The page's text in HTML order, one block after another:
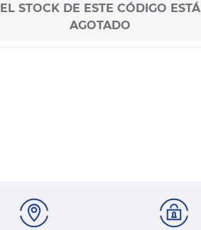
EL STOCK DE ESTE CÓDIGO ESTÁ
AGOTADO